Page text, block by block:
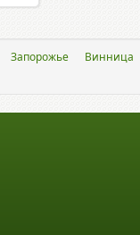
Запорожье Винница